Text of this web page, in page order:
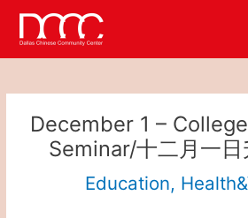
content
December 1 –
Seminar/十二月一
Education,
navigation